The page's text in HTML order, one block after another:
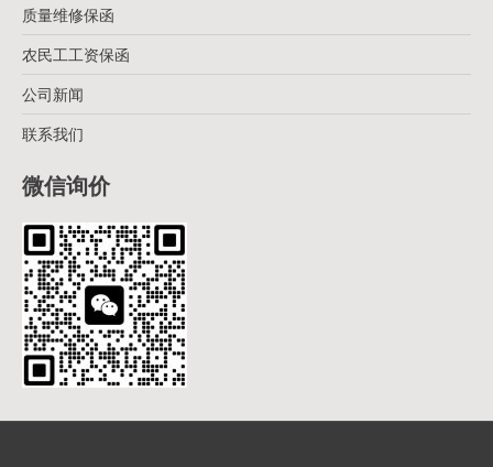
质量维修保函
农民工工资保函
公司新闻
联系我们
微信询价